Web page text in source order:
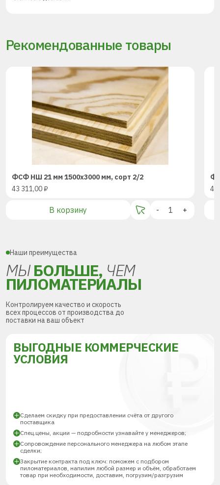
Рекомендованные товары
ФСФ НШ 21 мм 1500х3000 мм, сорт 2/2
43 311,00₽
В корзину - +
43
Наши преимущества
МЫБОЛЬШЕ, ЧЕМ
ПИЛОМАТЕРИАЛЫ
Контролируем качество и скорость
всех процессов от производства до
поставки на ваш объект
ВЫГОДНЫЕ КОММЕРЧЕСКИЕ
УСЛОВИЯ
Сделаем скидку при предоставлении счёта от другого
поставщика
Спец.цены, акции — подробности узнавайте у менеджеров;
Сопровождение персонального менеджера на любом этапе
сделки;
Закрытие контракта под ключ: поможем с подбором
пиломатериалов, напилим любой размер и объём, обработаем
товар при необходимости, доставим, погрузим/разгрузим